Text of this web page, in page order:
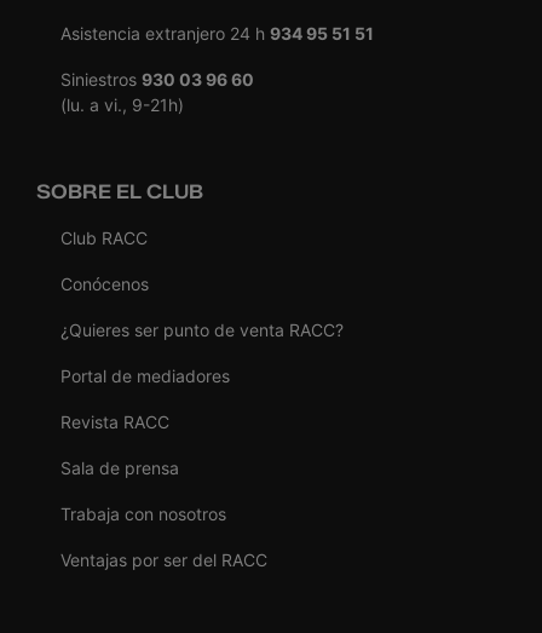
Asistencia extranjero 24 h 934 95 51 51
Siniestros 930 03 96 60
(lu. a vi., 9-21h)
SOBRE EL CLUB
Club RACC
Conócenos
¿Quieres ser punto de venta RACC?
Portal de mediadores
Revista RACC
Sala de prensa
Trabaja con nosotros
Ventajas por ser del RACC